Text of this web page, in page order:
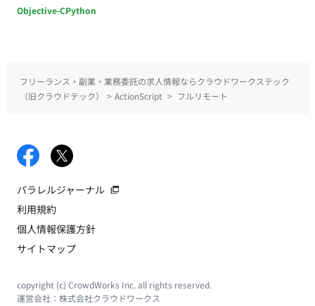
Objective-CPython
フリーランス・副業・業務委託の求人情報ならクラウドワークステック
（旧クラウドテック）
> ActionScript > フルリモート
パラレルジャーナル
利用規約
個人情報保護方針
サイトマップ
copyright (c) CrowdWorks Inc. all rights reserved.
運営会社： 株式会社クラウドワークス